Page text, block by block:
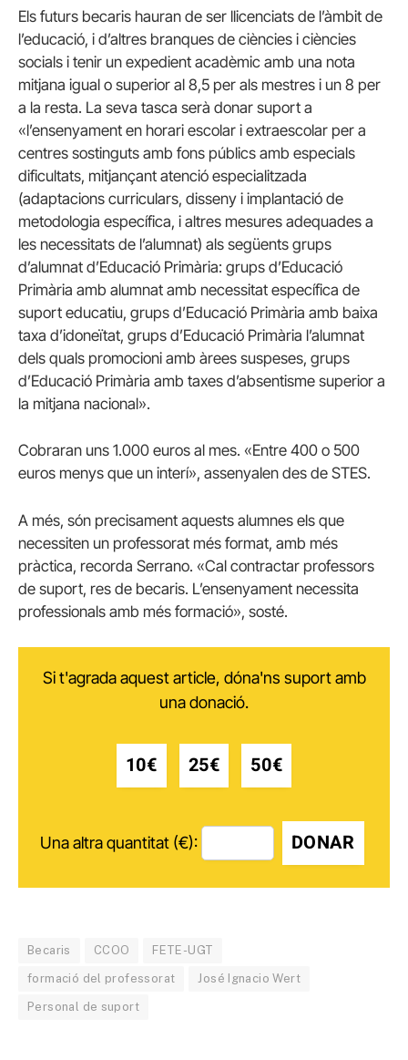
Els futurs becaris hauran de ser llicenciats de l’àmbit de
l’educació, i d’altres branques de ciències i ciències
socials i tenir un expedient acadèmic amb una nota
mitjana igual o superior al 8,5 per als mestres i un 8 per
a la resta. La seva tasca serà donar suport a
«l’ensenyament en horari escolar i extraescolar per a
centres sostinguts amb fons públics amb especials
dificultats, mitjançant atenció especialitzada
(adaptacions curriculars, disseny i implantació de
metodologia específica, i altres mesures adequades a
les necessitats de l’alumnat) als següents grups
d’alumnat d’Educació Primària: grups d’Educació
Primària amb alumnat amb necessitat específica de
suport educatiu, grups d’Educació Primària amb baixa
taxa d’idoneïtat, grups d’Educació Primària l’alumnat
dels quals promocioni amb àrees suspeses, grups
d’Educació Primària amb taxes d’absentisme superior a
la mitjana nacional».
Cobraran uns 1.000 euros al mes. «Entre 400 o 500
euros menys que un interí», assenyalen des de STES.
A més, són precisament aquests alumnes els que
necessiten un professorat més format, amb més
pràctica, recorda Serrano. «Cal contractar professors
de suport, res de becaris. L’ensenyament necessita
professionals amb més formació», sosté.
Si t'agrada aquest article, dóna'ns suport amb
una donació.
10€ 25€ 50€
Una altra quantitat (€): DONAR
Becaris CCOO FETE-UGT
formació del professorat José Ignacio Wert
Personal de suport